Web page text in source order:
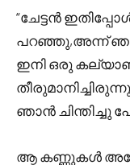
“ചേട്ടൻ
പറഞ്ഞു,അന്ന്
ഇനി ഒരു
ഞാൻ ചിന്തിച്ചു
ആ കണ്ണുകൾ